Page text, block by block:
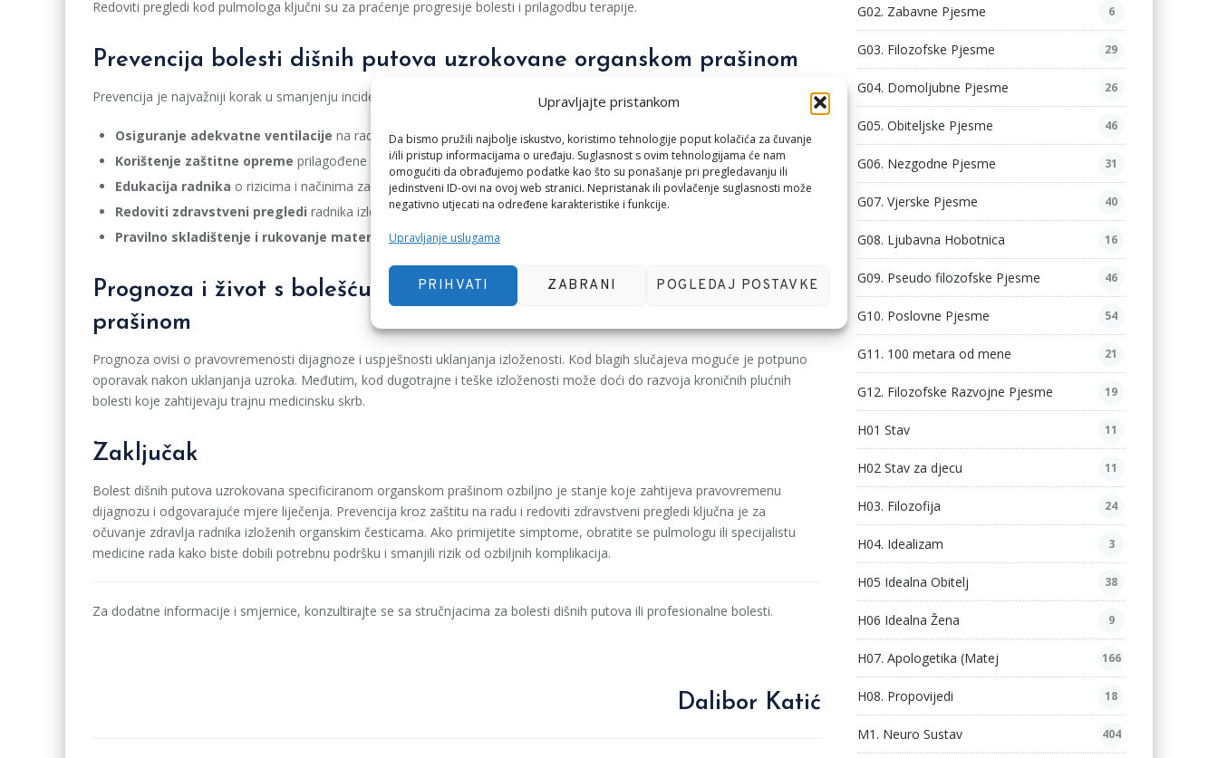
Upravljajte pristankom
Da bismo pružili najbolje iskustvo, koristimo tehnologije poput kolačića za čuvanje
i/ili pristup informacijama o uređaju. Suglasnost s ovim tehnologijama će nam
omogućiti da obrađujemo podatke kao što su ponašanje pri pregledavanju ili
jedinstveni ID-ovi na ovoj web stranici. Nepristanak ili povlačenje suglasnosti može
negativno utjecati na određene karakteristike i funkcije.
Upravljanje uslugama
PRIHVATI ZABRANI POGLEDAJ POSTAVKE
Redoviti pregledi kod pulmologa ključni su za praćenje progresije bolesti i prilagodbu terapije.
Prevencija bolesti dišnih putova uzrokovane organskom prašinom
Prevencija je najvažniji korak u smanjenju incidencije ovog stanja:
Osiguranje adekvatne ventilacije na radnim mjestima s organskom prašinom.
Korištenje zaštitne opreme prilagođene specifičnim uvjetima rada.
Edukacija radnika o rizicima i načinima zaštite.
Redoviti zdravstveni pregledi radnika izloženih organskoj prašini.
Pravilno skladištenje i rukovanje materijalimakako bi se smanjila koncentracija prašine u zraku.
Prognoza i život s bolešću dišnih putova uzrokovanom organskom
prašinom
Prognoza ovisi o pravovremenosti dijagnoze i uspješnosti uklanjanja izloženosti. Kod blagih slučajeva moguće je potpuno
oporavak nakon uklanjanja uzroka. Međutim, kod dugotrajne i teške izloženosti može doći do razvoja kroničnih plućnih
bolesti koje zahtijevaju trajnu medicinsku skrb.
Zaključak
Bolest dišnih putova uzrokovana specificiranom organskom prašinom ozbiljno je stanje koje zahtijeva pravovremenu
dijagnozu i odgovarajuće mjere liječenja. Prevencija kroz zaštitu na radu i redoviti zdravstveni pregledi ključna je za
očuvanje zdravlja radnika izloženih organskim česticama. Ako primijetite simptome, obratite se pulmologu ili specijalistu
medicine rada kako biste dobili potrebnu podršku i smanjili rizik od ozbiljnih komplikacija.
Za dodatne informacije i smjernice, konzultirajte se sa stručnjacima za bolesti dišnih putova ili profesionalne bolesti.
Dalibor Katić
G02. Zabavne Pjesme 6
G03. Filozofske Pjesme 29
G04. Domoljubne Pjesme 26
G05. Obiteljske Pjesme 46
G06. Nezgodne Pjesme 31
G07. Vjerske Pjesme 40
G08. Ljubavna Hobotnica 16
G09. Pseudo filozofske Pjesme 46
G10. Poslovne Pjesme 54
G11. 100 metara od mene 21
G12. Filozofske Razvojne Pjesme 19
H01 Stav 11
H02 Stav za djecu 11
H03. Filozofija 24
H04. Idealizam 3
H05 Idealna Obitelj 38
H06 Idealna Žena 9
H07. Apologetika (Matej 166
H08. Propovijedi 18
M1. Neuro Sustav 404